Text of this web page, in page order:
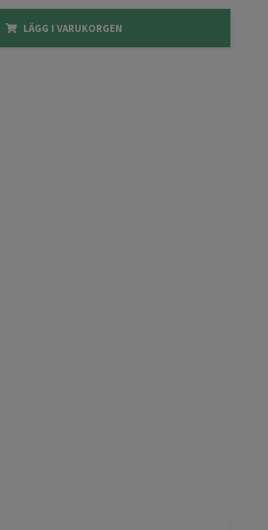
LÄGG I VARUKORGEN